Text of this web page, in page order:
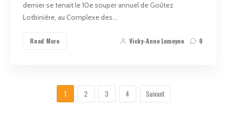
dernier se tenait le 10e souper annuel de Goûtez
Lotbinière, au Complexe des…
Read More Vicky-Anne Lemoyne 0
1 2 3 4 Suivant